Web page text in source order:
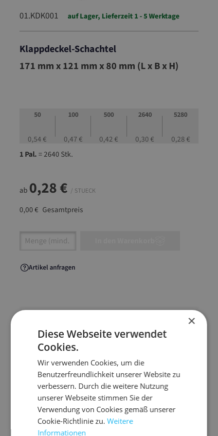
01.KDK001 auf Lager, Lieferzeit 1 - 5 Werktage
Klappdeckel-Schachtel
01.KDK001
171 mm x 121 mm x 80 mm (L x B x H)
50
0,54 €
100
0,47 €
500
0,42 €
2640
0,30 €
5280
0,28 €
1 Pal.= 2640 Stk.
ab 0,28 € / STUECK
0,00 € Gesamtpreis
Artikel Anzahl: Gib den gewünschten Wert
Artikel anfragen
Klein, handlich und stabil – diese
Klappdeckelschachtel ist perfekt für kompakte
Versandgüter oder kleine Ersatzteile. Die
durchdachte Klappdeckelkonstruktion macht
das Verpacken besonders einfach.
optimale Größe für kleinere Artikel, Proben
oder Zubehör
×
Diese Webseite verwendet
Cookies.
Wir verwenden Cookies, um die
Benutzerfreundlichkeit unserer Website zu
verbessern. Durch die weitere Nutzung
unserer Webseite stimmen Sie der
Verwendung von Cookies gemäß unserer
Cookie-Richtlinie zu.Weitere
Informationen